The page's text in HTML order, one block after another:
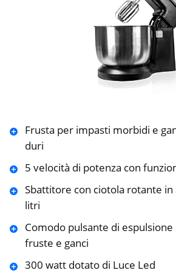
Frusta per impasti morbidi e
duri
5 velocità di potenza con
Sbattitore con ciotola rotante in
litri
Comodo pulsante di
fruste e ganci
300 watt dotato di Luce Led